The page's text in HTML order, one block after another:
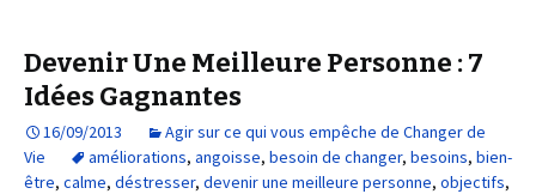
Devenir Une Meilleure Personne : 7
Idées Gagnantes
16/09/2013
Agir sur ce qui vous empêche de Changer de
Vie
améliorations, angoisse, besoin de changer, besoins, bien-
être, calme, déstresser, devenir une meilleure personne, objectifs,